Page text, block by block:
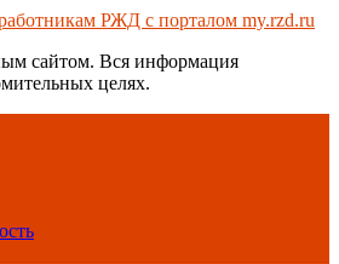
РЖД с порталом my.rzd.ru
сайтом. Вся информация
целях.